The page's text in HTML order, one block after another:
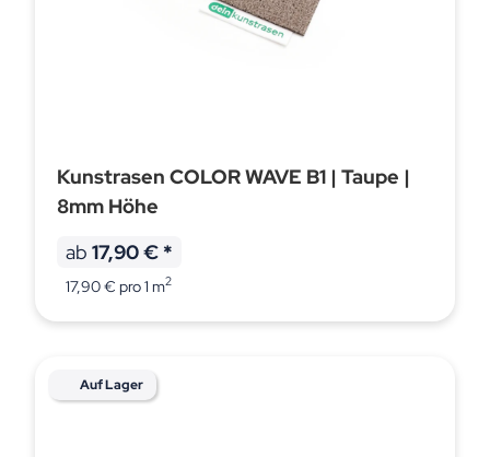
Kunstrasen COLOR WAVE B1 | Taupe |
8mm Höhe
ab 17,90 € *
17,90 € pro 1 m2
Auf Lager